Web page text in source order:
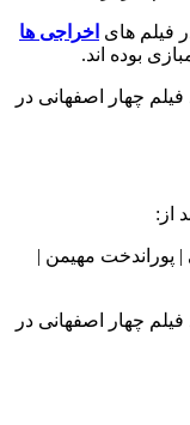
فیلم های اخراجی ها
بوده اند.
از:
پوراندخت مهیمن |